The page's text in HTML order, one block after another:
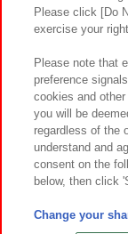
お取引先
カスタマーハラス
Please click [Do
exercise your
Please note that
preference
cookies and
you will be
regardless of the
understand and
consent on the
below, then click
Change your